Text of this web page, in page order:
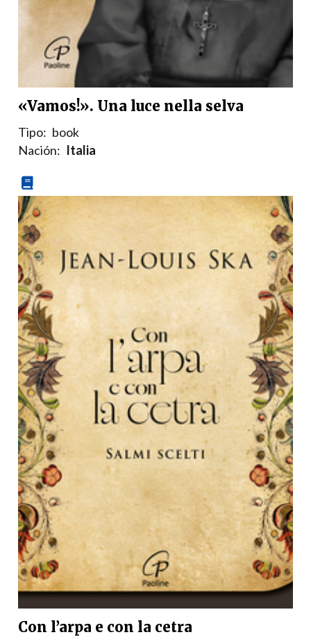
«Vamos!». Una luce nella selva
Tipo: book
Nación: Italia
Con l’arpa e con la cetra